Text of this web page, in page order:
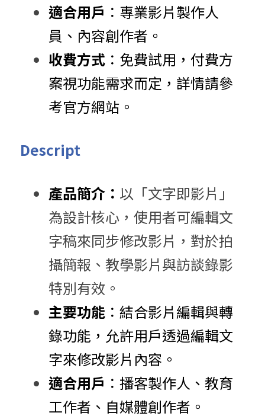
適合用戶 ：​專業影片製作人
員、內容創作者。​
收費方式 ：​免費試用，付費方
案視功能需求而定，詳情請參
考官方網站。​
Descript
產品簡介： 以「文字即影片」
為設計核心，使用者可編輯文
字稿來同步修改影片，對於拍
攝簡報、教學影片與訪談錄影
特別有效。
主要功能 ：​結合影片編輯與轉
錄功能，允許用戶透過編輯文
字來修改影片內容。​
適合用戶 ：​播客製作人、教育
工作者、自媒體創作者。​